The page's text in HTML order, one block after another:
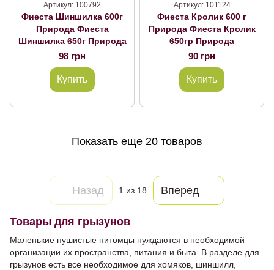
Артикул: 100792
Фиеста Шиншилка 600г
Природа Фиеста
Шиншилка 650г Природа
98 грн
Купить
Артикул: 101124
Фиеста Кролик 600 г
Природа Фиеста Кролик
650гр Природа
90 грн
Купить
Показать еще 20 товаров
Назад 1 из 18 Вперед
Товары для грызунов
Маленькие пушистые питомцы нуждаются в необходимой
организации их пространства, питания и быта. В разделе для
грызунов есть все необходимое для хомяков, шиншилл,